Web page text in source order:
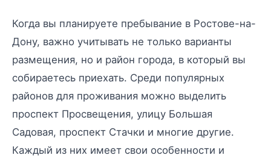
Когда вы планируете пребывание в Ростове-на-
Дону, важно учитывать не только варианты
размещения, но и район города, в который вы
собираетесь приехать. Среди популярных
районов для проживания можно выделить
проспект Просвещения, улицу Большая
Садовая, проспект Стачки и многие другие.
Каждый из них имеет свои особенности и